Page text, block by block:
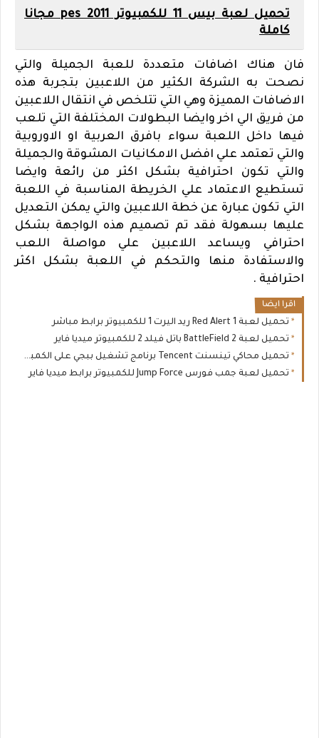
تحميل لعبة بيس 11 للكمبيوتر pes 2011 مجانا
كاملة
فان هناك اضافات متعددة للعبة الجميلة والتي
نصحت به الشركة الكثير من اللاعبين بتجربة هذه
الاضافات المميزة وهي التي تتلخص في انتقال اللاعبين
من فريق الي اخر وايضا البطولات المختلفة التي تلعب
فيها داخل اللعبة سواء بافرق العربية او الاوروبية
والتي تعتمد علي افضل الامكانيات المشوقة والجميلة
والتي تكون احترافية بشكل اكثر من رائعة وايضا
تستطيع الاعتماد علي الخريطة المناسبة في اللعبة
التي تكون عبارة عن خطة اللاعبين والتي يمكن التعديل
عليها بسهولة فقد تم تصميم هذه الواجهة بشكل
احترافي ويساعد اللاعبين علي مواصلة اللعب
والاستفادة منها والتحكم في اللعبة بشكل اكثر
احترافية .
اقرا ايضا
تحميل لعبة Red Alert 1 ريد اليرت 1 للكمبيوتر برابط مباشر
تحميل لعبة BattleField 2 باتل فيلد 2 للكمبيوتر ميديا فاير
تحميل محاكي تينسنت Tencent برنامج تشغيل ببجي على الكمبيوتر
تحميل لعبة جمب فورس Jump Force للكمبيوتر برابط ميديا فاير